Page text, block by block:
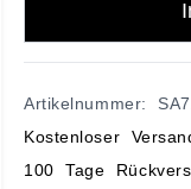
Artikelnummer:
Kostenloser
100 Tage